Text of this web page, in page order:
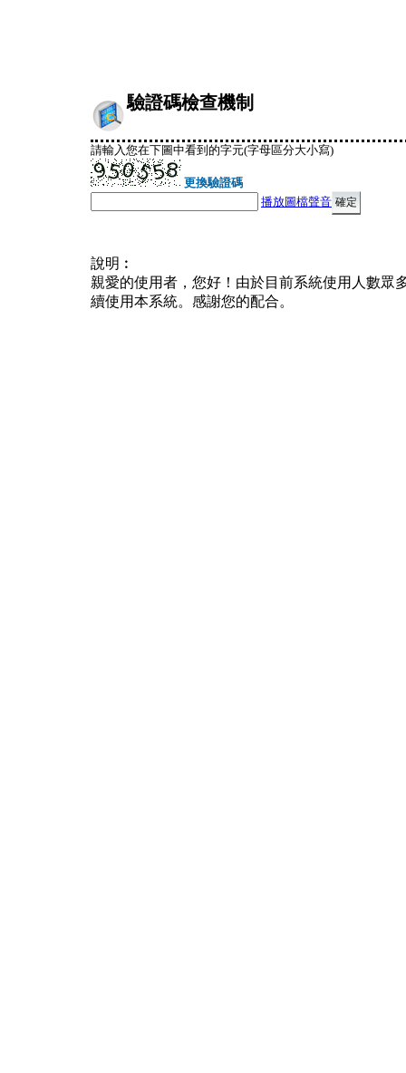
驗證碼檢查機制
請輸入您在下圖中看到的字元(字母區分大小寫)
更換驗證碼
播放圖檔聲音
說明︰
親愛的使用者，您好！由於目前系統使用人數眾
續使用本系統。感謝您的配合。